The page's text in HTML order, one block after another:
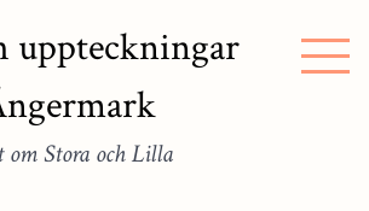
uppteckningar
Stora och Lilla